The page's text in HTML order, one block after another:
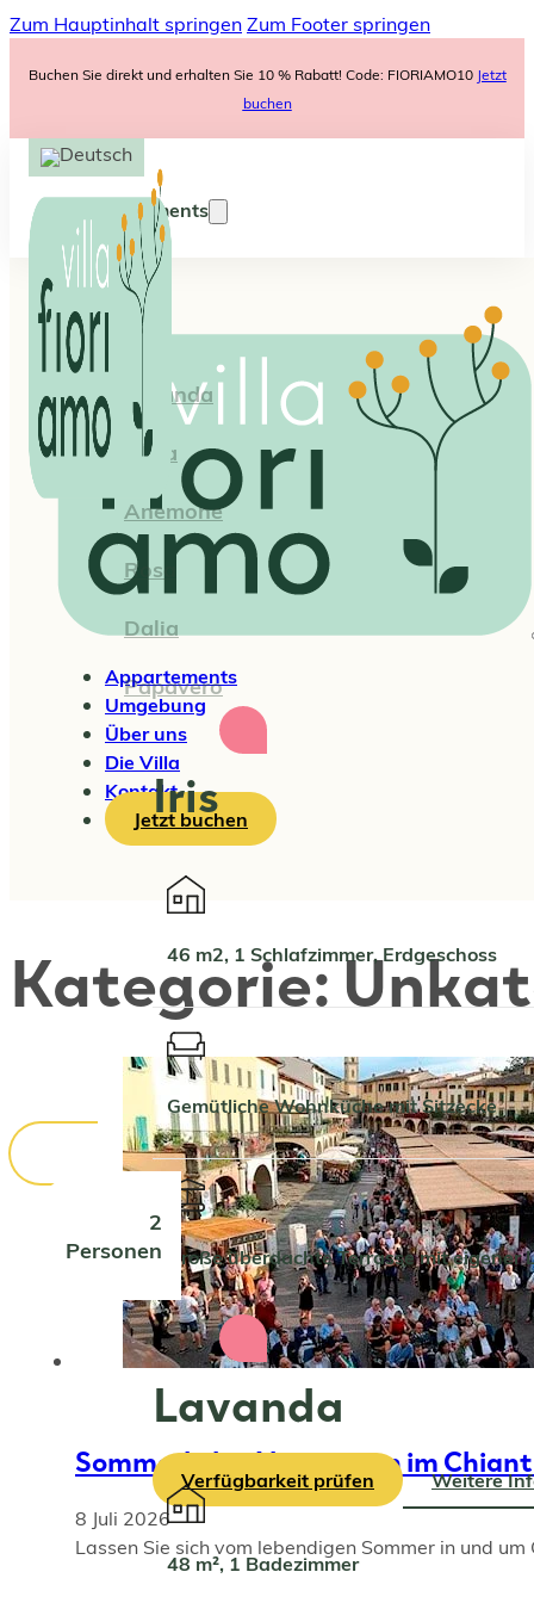
Zum Hauptinhalt springenZum Footer springen
Buchen Sie direkt und erhalten Sie 10 % Rabatt! Code: FIORIAMO10 Jetzt
buchen
Appartements
Iris
Lavanda
Viola
Anemone
Rosa
Dalia
Papavero
2
Personen
Iris
46 m2, 1 Schlafzimmer, Erdgeschoss
Gemütliche Wohnküche mit Sitzecke
Große überdachte Terrasse mit
Verfügbarkeit prüfen Weitere
Lavanda
48 m², 1 Badezimmer
Appartements
Umgebung
Über uns
Die Villa
Kontakt
Jetzt buchen
Kategorie:
Sommerliche Aktivitäten im
8 Juli 2026
Lassen Sie sich vom lebendigen Sommer in und